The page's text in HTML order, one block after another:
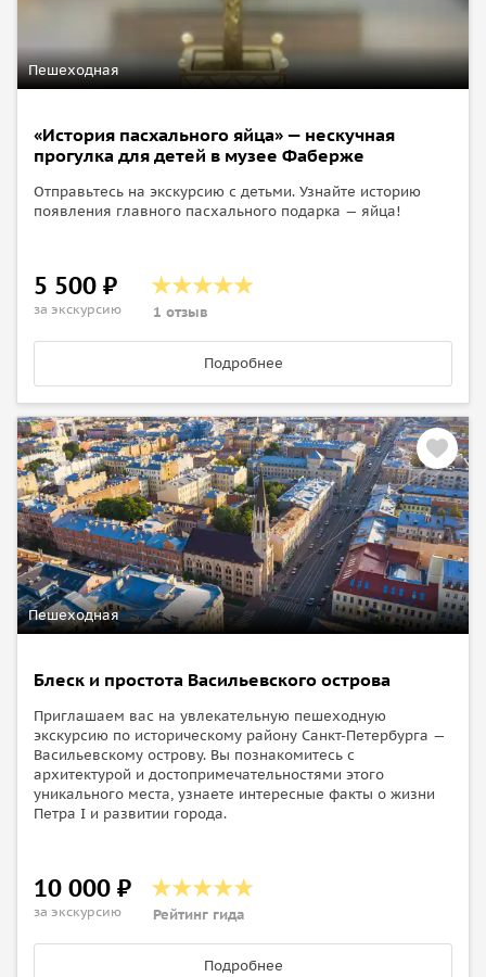
Пешеходная
«История пасхального яйца» — нескучная
прогулка для детей в музее Фаберже
Отправьтесь на экскурсию с детьми. Узнайте историю
появления главного пасхального подарка — яйца!
5 500 ₽
за экскурсию 1 отзыв
Подробнее
Пешеходная
Блеск и простота Васильевского острова
Приглашаем вас на увлекательную пешеходную
экскурсию по историческому району Санкт-Петербурга —
Васильевскому острову. Вы познакомитесь с
архитектурой и достопримечательностями этого
уникального места, узнаете интересные факты о жизни
Петра I и развитии города.
10 000 ₽
за экскурсию Рейтинг гида
Подробнее